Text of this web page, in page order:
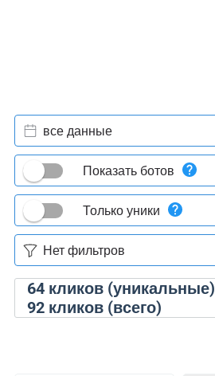
64кликов (уникальные)
92кликов (всего)
все данные
Показать ботов
Только уники